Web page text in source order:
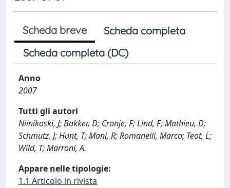
Scheda breve
Scheda completa
Scheda completa (DC)
Anno
2007
Tutti gli autori
Niinikoski, J; Bakker, D; Cronje, F; Lind, F; Mathieu, D;
Schmutz, J; Hunt, T; Mani, R; Romanelli, Marco; Teot, L;
Wild, T; Marroni, A.
Appare nelle tipologie:
1.1 Articolo in rivista